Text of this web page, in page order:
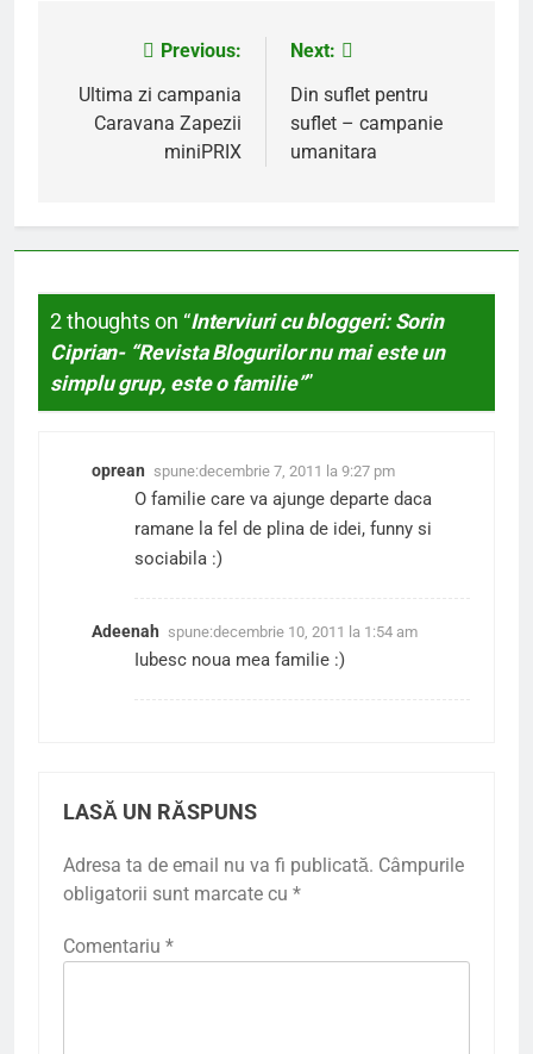
Navigare
în
Previous:
Ultima zi campania
Caravana Zapezii
miniPRIX
Next:
Din suflet pentru
suflet – campanie
umanitara
2 thoughts on “Interviuri cu bloggeri: Sorin
Ciprian- “Revista Blogurilor nu mai este un
simplu grup, este o familie””
oprean spune:decembrie 7, 2011 la 9:27 pm
O familie care va ajunge departe daca
ramane la fel de plina de idei, funny si
sociabila :)
Adeenah spune:decembrie 10, 2011 la 1:54 am
Iubesc noua mea familie :)
LASĂ UN RĂSPUNS
Adresa ta de email nu va fi publicată. Câmpurile
obligatorii sunt marcate cu *
Comentariu *